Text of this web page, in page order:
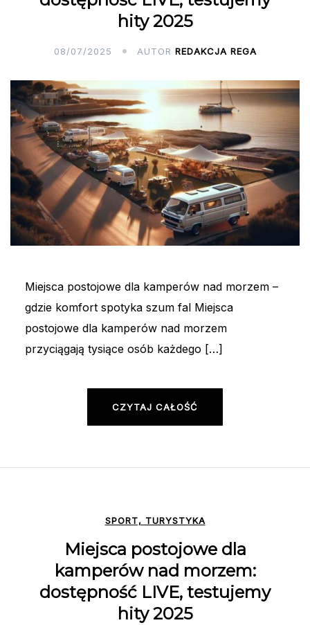
hity 2025
08/07/2025 AUTOR REDAKCJA REGA
Miejsca postojowe dla kamperów nad morzem –
gdzie komfort spotyka szum fal Miejsca
postojowe dla kamperów nad morzem
przyciągają tysiące osób każdego […]
CZYTAJ CAŁOŚĆ
SPORT, TURYSTYKA
Miejsca postojowe dla
kamperów nad morzem:
dostępność LIVE, testujemy
hity 2025